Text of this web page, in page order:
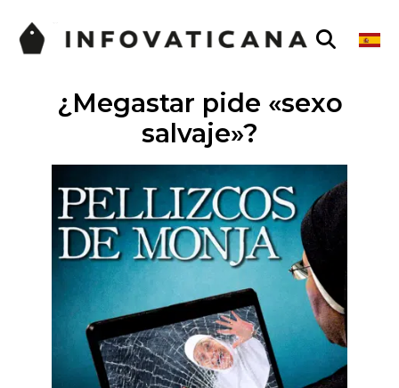
¿Megastar pide «sexo
salvaje»?